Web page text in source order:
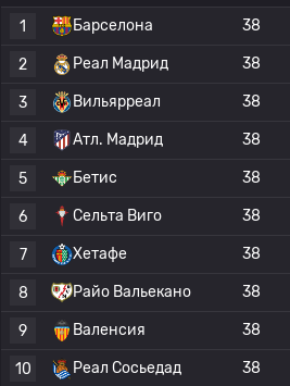
1
Барселона 38
2 Реал Мадрид 38
3 Вильярреал 38
4 Атл. Мадрид 38
5 Бетис 38
6 Сельта Виго 38
7 Хетафе 38
8 Райо Вальекано 38
9 Валенсия 38
10 Реал Сосьедад 38